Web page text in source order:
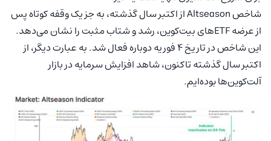
شاخص Altseason از اکتبر سال گذشته، به جز یک وقفه کوتاه پس
از عرضه ETFهای بیت‌کوین، رشد و شتاب مثبت را نشان می‌دهد.
این شاخص در تاریخ ۴ فوریه دوباره فعال شد. به عبارت دیگر، از
اکتبر سال گذشته تاکنون، شاهد افزایش سرمایه در بازار
آلت‌کوین‌ها بوده‌ایم.